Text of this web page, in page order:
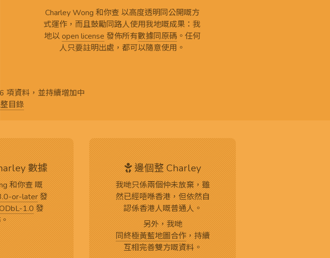
Charley Wong 和你查 以高度透明同公開嘅方
式運作，而且鼓勵同路人使用我地嘅成果：我
地以open license 發佈所有數據同原碼。任何
人只要註明出處，都可以隨意使用。
項資料，並持續增加中
目錄
數據
和你查 嘅
or-later發
1.0發
邊個整 Charley
我哋只係兩個仲未放棄，雖
然已經唔喺香港，但依然自
認係香港人嘅普通人。
另外，我哋
同終極黃藍地圖合作，持續
互相完善雙方嘅資料。